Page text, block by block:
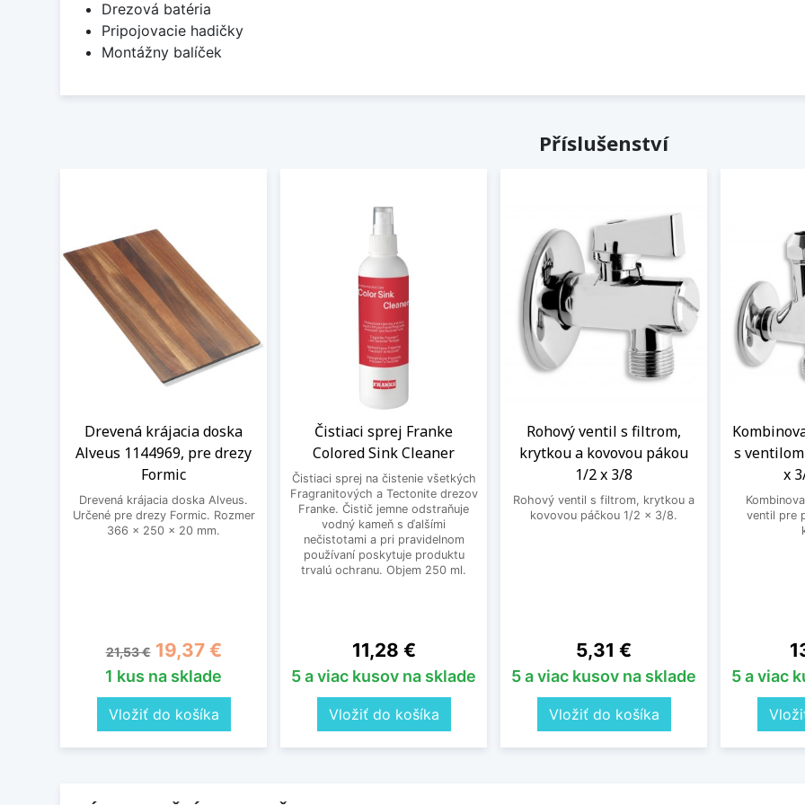
Drezová batéria
Pripojovacie hadičky
Montážny balíček
Příslušenství
Drevená krájacia doska
Alveus 1144969, pre drezy
Formic
Drevená krájacia doska Alveus.
Určené pre drezy Formic. Rozmer
366 x 250 x 20 mm.
Základná cena
21,53 € Cena
19,37 €
1 kus na sklade
Vložiť do košíka
Čistiaci sprej Franke
Colored Sink Cleaner
Čistiaci sprej na čistenie všetkých
Fragranitových a Tectonite drezov
Franke. Čistič jemne odstraňuje
vodný kameň s ďalšími
nečistotami a pri pravidelnom
používaní poskytuje produktu
trvalú ochranu. Objem 250 ml.
Cena
11,28 €
5 a viac kusov na sklade
Vložiť do košíka
Rohový ventil s filtrom,
krytkou a kovovou pákou
1/2 x 3/8
Rohový ventil s filtrom, krytkou a
kovovou páčkou 1/2 x 3/8.
Cena
5,31 €
5 a viac kusov na sklade
Vložiť do košíka
s
x
ventil pre
5 a viac